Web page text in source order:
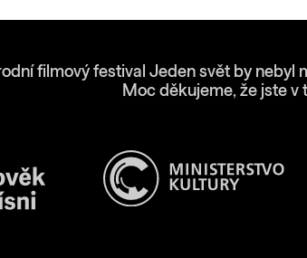
filmový festival Jeden svět by nebyl
Moc děkujeme, že jste v